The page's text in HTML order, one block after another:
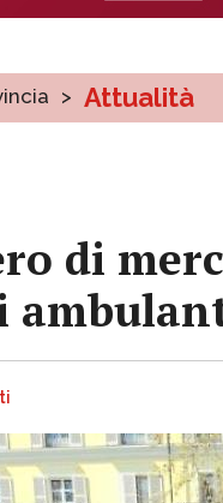
> Attualità
di